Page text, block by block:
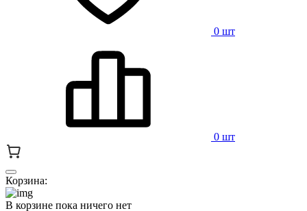
0 шт
0 шт
Корзина:
В корзине пока ничего нет